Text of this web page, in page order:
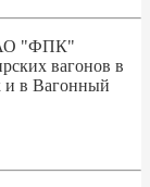
АО "ФПК"
вагонов в
и в Вагонный